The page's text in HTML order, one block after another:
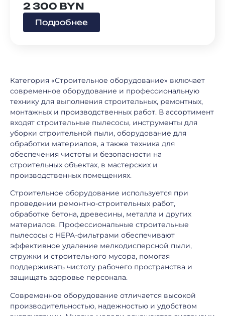
2 300 BYN
Подробнее
Категория «Строительное оборудование» включает
современное оборудование и профессиональную
технику для выполнения строительных, ремонтных,
монтажных и производственных работ. В ассортимент
входят строительные пылесосы, инструменты для
уборки строительной пыли, оборудование для
обработки материалов, а также техника для
обеспечения чистоты и безопасности на
строительных объектах, в мастерских и
производственных помещениях.
Строительное оборудование используется при
проведении ремонтно-строительных работ,
обработке бетона, древесины, металла и других
материалов. Профессиональные строительные
пылесосы с HEPA-фильтрами обеспечивают
эффективное удаление мелкодисперсной пыли,
стружки и строительного мусора, помогая
поддерживать чистоту рабочего пространства и
защищать здоровье персонала.
Современное оборудование отличается высокой
производительностью, надежностью и удобством